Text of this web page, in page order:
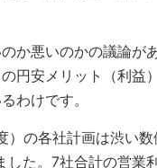
か悪いのかの議論が
円安メリット（利
わけです。
の各社計画は渋い
した。7社合計の営